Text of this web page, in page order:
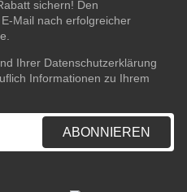
sichern! Den
Mail nach erfolgreicher
Ihrer Datenschutzerklärung
Informationen zu Ihrem
ABONNIEREN